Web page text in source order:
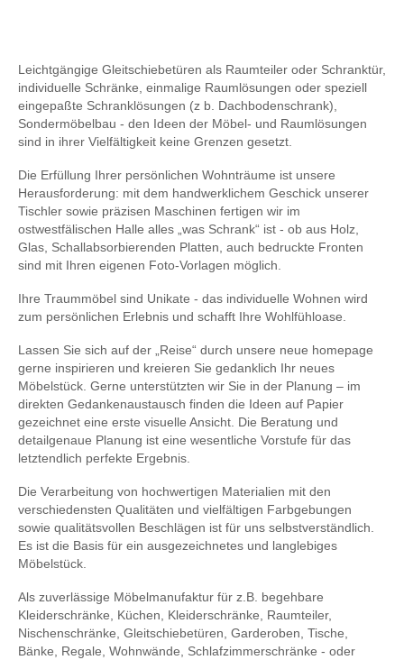
Leichtgängige Gleitschiebetüren als Raumteiler oder Schranktür,
individuelle Schränke, einmalige Raumlösungen oder speziell
eingepaßte Schranklösungen (z b. Dachbodenschrank),
Sondermöbelbau - den Ideen der Möbel- und Raumlösungen
sind in ihrer Vielfältigkeit keine Grenzen gesetzt.
Die Erfüllung Ihrer persönlichen Wohnträume ist unsere
Herausforderung: mit dem handwerklichem Geschick unserer
Tischler sowie präzisen Maschinen fertigen wir im
ostwestfälischen Halle alles „was Schrank“ ist - ob aus Holz,
Glas, Schallabsorbierenden Platten, auch bedruckte Fronten
sind mit Ihren eigenen Foto-Vorlagen möglich.
Ihre Traummöbel sind Unikate - das individuelle Wohnen wird
zum persönlichen Erlebnis und schafft Ihre Wohlfühloase.
Lassen Sie sich auf der „Reise“ durch unsere neue homepage
gerne inspirieren und kreieren Sie gedanklich Ihr neues
Möbelstück. Gerne unterstützten wir Sie in der Planung – im
direkten Gedankenaustausch finden die Ideen auf Papier
gezeichnet eine erste visuelle Ansicht. Die Beratung und
detailgenaue Planung ist eine wesentliche Vorstufe für das
letztendlich perfekte Ergebnis.
Die Verarbeitung von hochwertigen Materialien mit den
verschiedensten Qualitäten und vielfältigen Farbgebungen
sowie qualitätsvollen Beschlägen ist für uns selbstverständlich.
Es ist die Basis für ein ausgezeichnetes und langlebiges
Möbelstück.
Als zuverlässige Möbelmanufaktur für z.B. begehbare
Kleiderschränke, Küchen, Kleiderschränke, Raumteiler,
Nischenschränke, Gleitschiebetüren, Garderoben, Tische,
Bänke, Regale, Wohnwände, Schlafzimmerschränke - oder